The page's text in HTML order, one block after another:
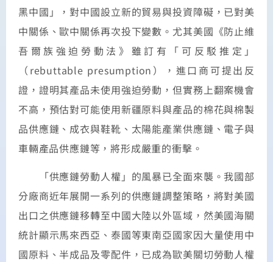
黑中國」，對中國設立新的貿易與投資障礙，已對美
中關係、歐中關係再次投下變數。尤其美國《防止維
吾爾族強迫勞動法》雖訂有「可反駁推定」
（rebuttable presumption），進口商可提出反
證，證明其產品未使用強迫勞動，但實務上翻案機會
不高，預估對可能使用新疆原料與產品的棉花與棉製
品供應鏈、成衣與鞋靴、太陽能產業供應鏈、電子與
車輛產品供應鏈等，將形成嚴重的衝擊。
「供應鏈勞動人權」的風暴已全面來襲。我國部
分廠商近年展開一系列的供應鏈調整策略，將對美國
出口之供應鏈移轉至中國大陸以外區域，然美國海關
統計顯示馬來西亞、泰國等東南亞國家因大量使用中
國原料、半成品及零配件，已成為歐美關切勞動人權